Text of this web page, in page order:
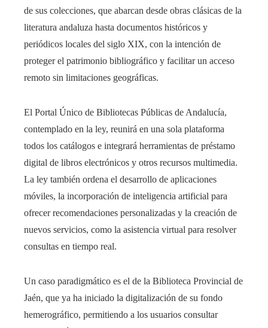
de sus colecciones, que abarcan desde obras clásicas de la
literatura andaluza hasta documentos históricos y
periódicos locales del siglo XIX, con la intención de
proteger el patrimonio bibliográfico y facilitar un acceso
remoto sin limitaciones geográficas.
El Portal Único de Bibliotecas Públicas de Andalucía,
contemplado en la ley, reunirá en una sola plataforma
todos los catálogos e integrará herramientas de préstamo
digital de libros electrónicos y otros recursos multimedia.
La ley también ordena el desarrollo de aplicaciones
móviles, la incorporación de inteligencia artificial para
ofrecer recomendaciones personalizadas y la creación de
nuevos servicios, como la asistencia virtual para resolver
consultas en tiempo real.
Un caso paradigmático es el de la Biblioteca Provincial de
Jaén, que ya ha iniciado la digitalización de su fondo
hemerográfico, permitiendo a los usuarios consultar